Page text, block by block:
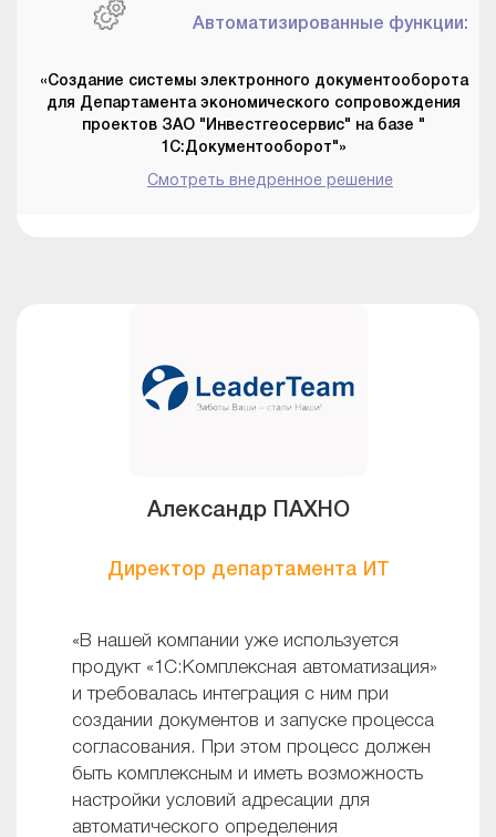
Автоматизированные функции:
«Создание системы электронного документооборота
для Департамента экономического сопровождения
проектов ЗАО "Инвестгеосервис" на базе "
1С:Документооборот"»
Смотреть внедренное решение
Александр ПАХНО
Директор департамента ИТ
«В нашей компании уже используется
продукт «1С:Комплексная автоматизация»
и требовалась интеграция с ним при
создании документов и запуске процесса
согласования. При этом процесс должен
быть комплексным и иметь возможность
настройки условий адресации для
автоматического определения